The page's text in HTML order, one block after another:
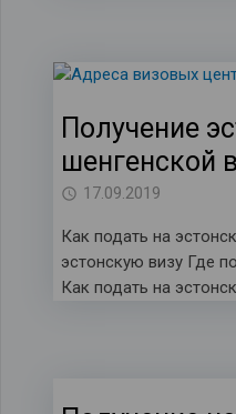
Получение
шенгенской
17.09.2019
Как подать на
эстонскую визу Где
Как подать на